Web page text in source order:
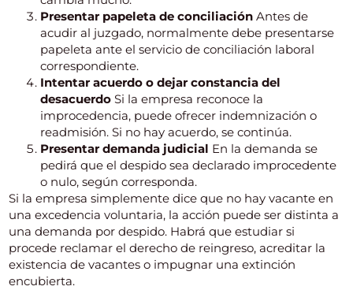
Presentar papeleta de conciliación Antes de
acudir al juzgado, normalmente debe presentarse
papeleta ante el servicio de conciliación laboral
correspondiente.
Intentar acuerdo o dejar constancia del
desacuerdo Si la empresa reconoce la
improcedencia, puede ofrecer indemnización o
readmisión. Si no hay acuerdo, se continúa.
Presentar demanda judicial En la demanda se
pedirá que el despido sea declarado improcedente
o nulo, según corresponda.
Si la empresa simplemente dice que no hay vacante en
una excedencia voluntaria, la acción puede ser distinta a
una demanda por despido. Habrá que estudiar si
procede reclamar el derecho de reingreso, acreditar la
existencia de vacantes o impugnar una extinción
encubierta.